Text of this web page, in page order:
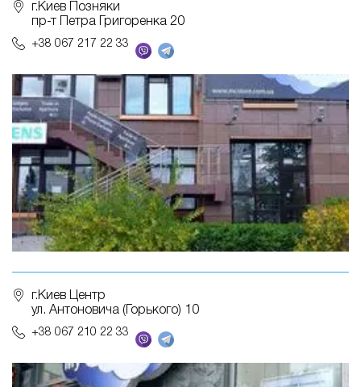
г.Киев Позняки
пр-т Петра Григоренка 20
+38 067 217 22 33
г.Киев Центр
ул. Антоновича (Горького) 10
+38 067 210 22 33